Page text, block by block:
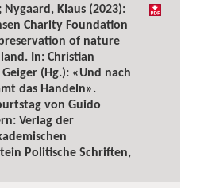
Klaus (2023):
Charity Foundation
of nature
In: Christian
(Hg.): «Und nach
das Handeln».
von Guido
Verlag der
Politische Schriften,